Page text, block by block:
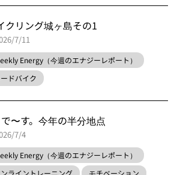
クリング城ヶ島その1
7/11
Energy（今週のエナジーレポート）
ドバイク
〜す。今年の半分地点
7/4
Energy（今週のエナジーレポート）
ライントレーニング
モチベーション